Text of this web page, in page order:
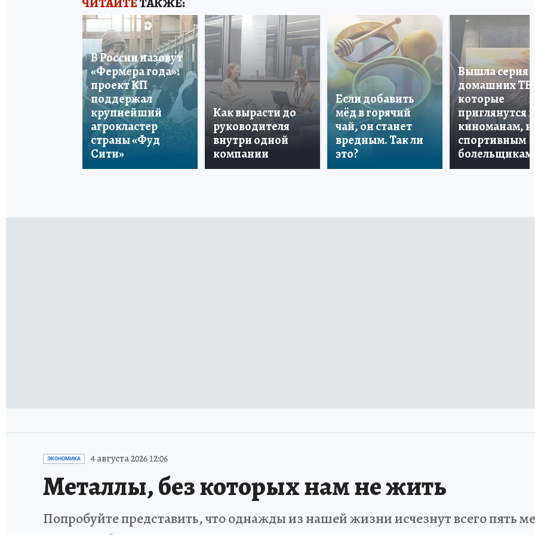
ЧИТАЙТЕТАКЖЕ:
В России назовут
«Фермера года»:
проект КП
поддержал
крупнейший
агрокластер
страны «Фуд
Сити»
Как вырасти до
руководителя
внутри одной
компании
Если добавить
мёд в горячий
чай, он станет
вредным. Так ли
это?
Вышла серия
домашних ТВ,
которые
приглянутся и
киноманам, и
спортивным
болельщикам
ЭКОНОМИКА 4 августа 2026 12:06
Металлы, без которых нам не жить
Попробуйте представить, что однажды из нашей жизни исчезнут всего пять